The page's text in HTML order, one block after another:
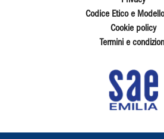
Codice Etico e
Cookie policy
Termini e